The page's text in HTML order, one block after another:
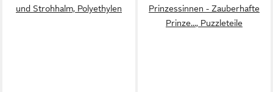
und Strohhalm, Polyethylen
Prinzessinnen - Zauberhafte
Prinze..., Puzzleteile